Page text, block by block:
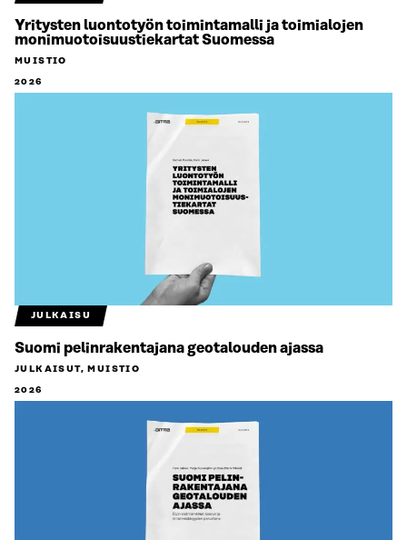
Yritysten luontotyön toimintamalli ja toimialojen
monimuotoisuustiekartat Suomessa
MUISTIO
2026
JULKAISU
Suomi pelinrakentajana geotalouden ajassa
JULKAISUT, MUISTIO
2026